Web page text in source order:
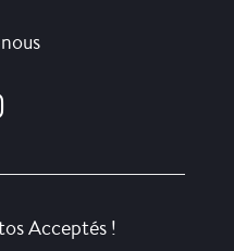
Acceptés !